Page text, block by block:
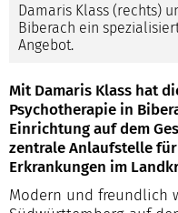
Damaris Klass (rechts)
Biberach ein
Angebot.
Mit Damaris Klass hat
Psychotherapie in
Einrichtung auf dem
zentrale Anlaufstelle
Erkrankungen im
Modern und freundlich